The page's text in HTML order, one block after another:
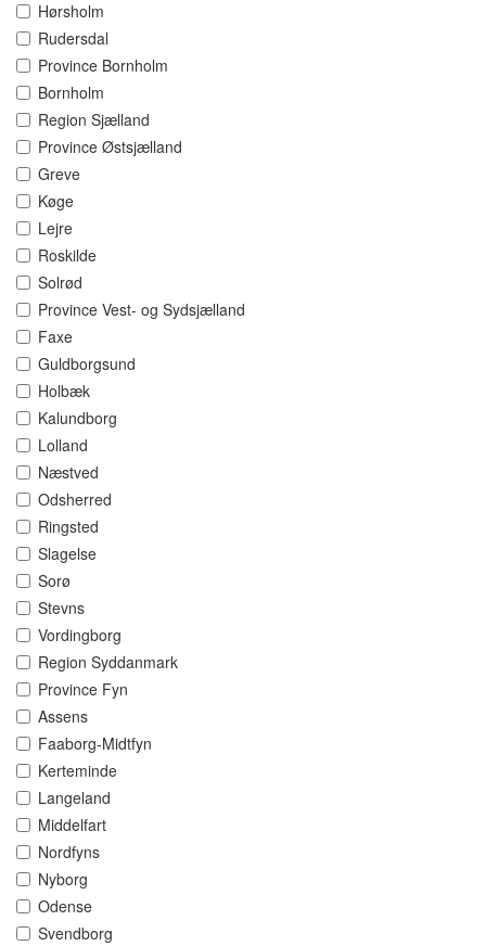
Hørsholm
Rudersdal
Province Bornholm
Bornholm
Region Sjælland
Province Østsjælland
Greve
Køge
Lejre
Roskilde
Solrød
Province Vest- og Sydsjælland
Faxe
Guldborgsund
Holbæk
Kalundborg
Lolland
Næstved
Odsherred
Ringsted
Slagelse
Sorø
Stevns
Vordingborg
Region Syddanmark
Province Fyn
Assens
Faaborg-Midtfyn
Kerteminde
Langeland
Middelfart
Nordfyns
Nyborg
Odense
Svendborg